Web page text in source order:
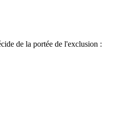
de la portée de l'exclusion :